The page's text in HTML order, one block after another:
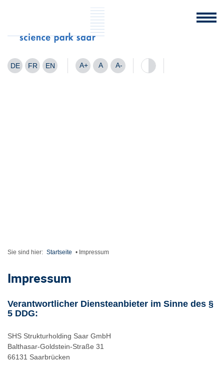
DE FR EN A+ A A-
Sie sind hier: Startseite • Impressum
Impressum
Verantwortlicher Diensteanbieter im Sinne des §
5 DDG:
SHS Strukturholding Saar GmbH
Balthasar-Goldstein-Straße 31
66131 Saarbrücken